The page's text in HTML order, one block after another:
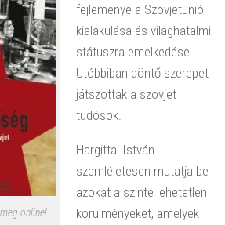
online!
fejleménye a Szovjetunió
kialakulása és világhatalmi
státuszra emelkedése.
Utóbbiban döntő szerepet
játszottak a szovjet
tudósok.
Hargittai István
szemléletesen mutatja be
azokat a szinte lehetetlen
körülményeket, amelyek